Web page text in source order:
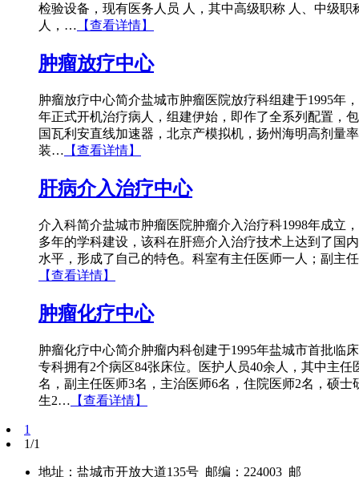
检验设备，现有医务人员 人，其中高级职称 人、中级职
人，… 【查看详情】
肿瘤放疗中心
肿瘤放疗中心简介盐城市肿瘤医院放疗科组建于1995年
年正式开机治疗病人，组建伊始，即作了全系列配置，
国瓦利安直线加速器，北京产模拟机，扬州海明高剂量
装… 【查看详情】
肝病介入治疗中心
介入科简介盐城市肿瘤医院肿瘤介入治疗科1998年成立
多年的学科建设，该科在肝癌介入治疗技术上达到了国
水平，形成了自己的特色。科室有主任医师一人；副主
【查看详情】
肿瘤化疗中心
肿瘤化疗中心简介肿瘤内科创建于1995年盐城市首批临
专科拥有2个病区84张床位。医护人员40余人，其中主任
名，副主任医师3名，主治医师6名，住院医师2名，硕士
生2… 【查看详情】
1
1/1
地址：盐城市开放大道135号 邮编：224003 邮